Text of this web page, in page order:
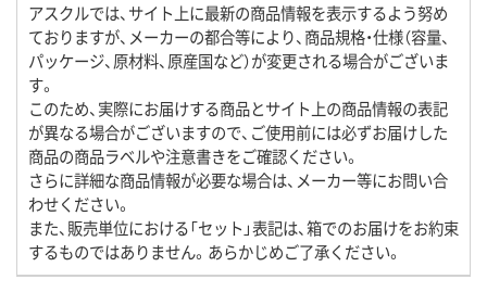
アスクルでは、サイト上に最新の商品情報を表示するよう努め
ておりますが、メーカーの都合等により、商品規格・仕様（容量、
パッケージ、原材料、原産国など）が変更される場合がございま
す。
このため、実際にお届けする商品とサイト上の商品情報の表記
が異なる場合がございますので、ご使用前には必ずお届けした
商品の商品ラベルや注意書きをご確認ください。
さらに詳細な商品情報が必要な場合は、メーカー等にお問い合
わせください。
また、販売単位における「セット」表記は、箱でのお届けをお約束
するものではありません。あらかじめご了承ください。